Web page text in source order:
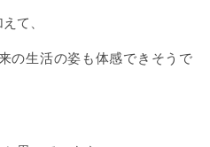
て、
の生活の姿も体感できそうで